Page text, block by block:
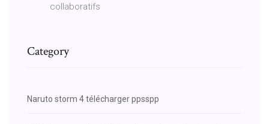
collaboratifs
Category
Naruto storm 4 télécharger ppsspp